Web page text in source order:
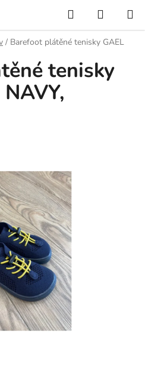
Hledat
KOŠÍK
/ Barefoot plátěné tenisky GAEL
tenisky